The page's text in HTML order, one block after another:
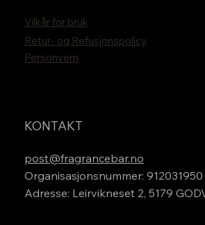
Vilkår for bruk
Retur- og Refusjonspolicy
Personvern
KONTAKT
post@fragrancebar.no
Organisasjonsnummer:
Adresse: Leirvikneset 2, 5179